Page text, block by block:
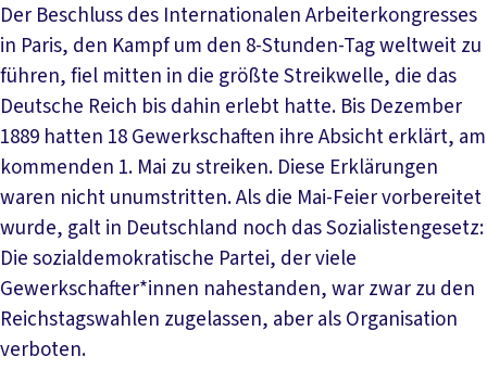
Der Beschluss des Internationalen Arbeiterkongresses
in Paris, den Kampf um den 8-Stunden-Tag weltweit zu
führen, fiel mitten in die größte Streikwelle, die das
Deutsche Reich bis dahin erlebt hatte. Bis Dezember
1889 hatten 18 Gewerkschaften ihre Absicht erklärt, am
kommenden 1. Mai zu streiken. Diese Erklärungen
waren nicht unumstritten. Als die Mai-Feier vorbereitet
wurde, galt in Deutschland noch das Sozialistengesetz:
Die sozialdemokratische Partei, der viele
Gewerkschafter*innen nahestanden, war zwar zu den
Reichstagswahlen zugelassen, aber als Organisation
verboten.